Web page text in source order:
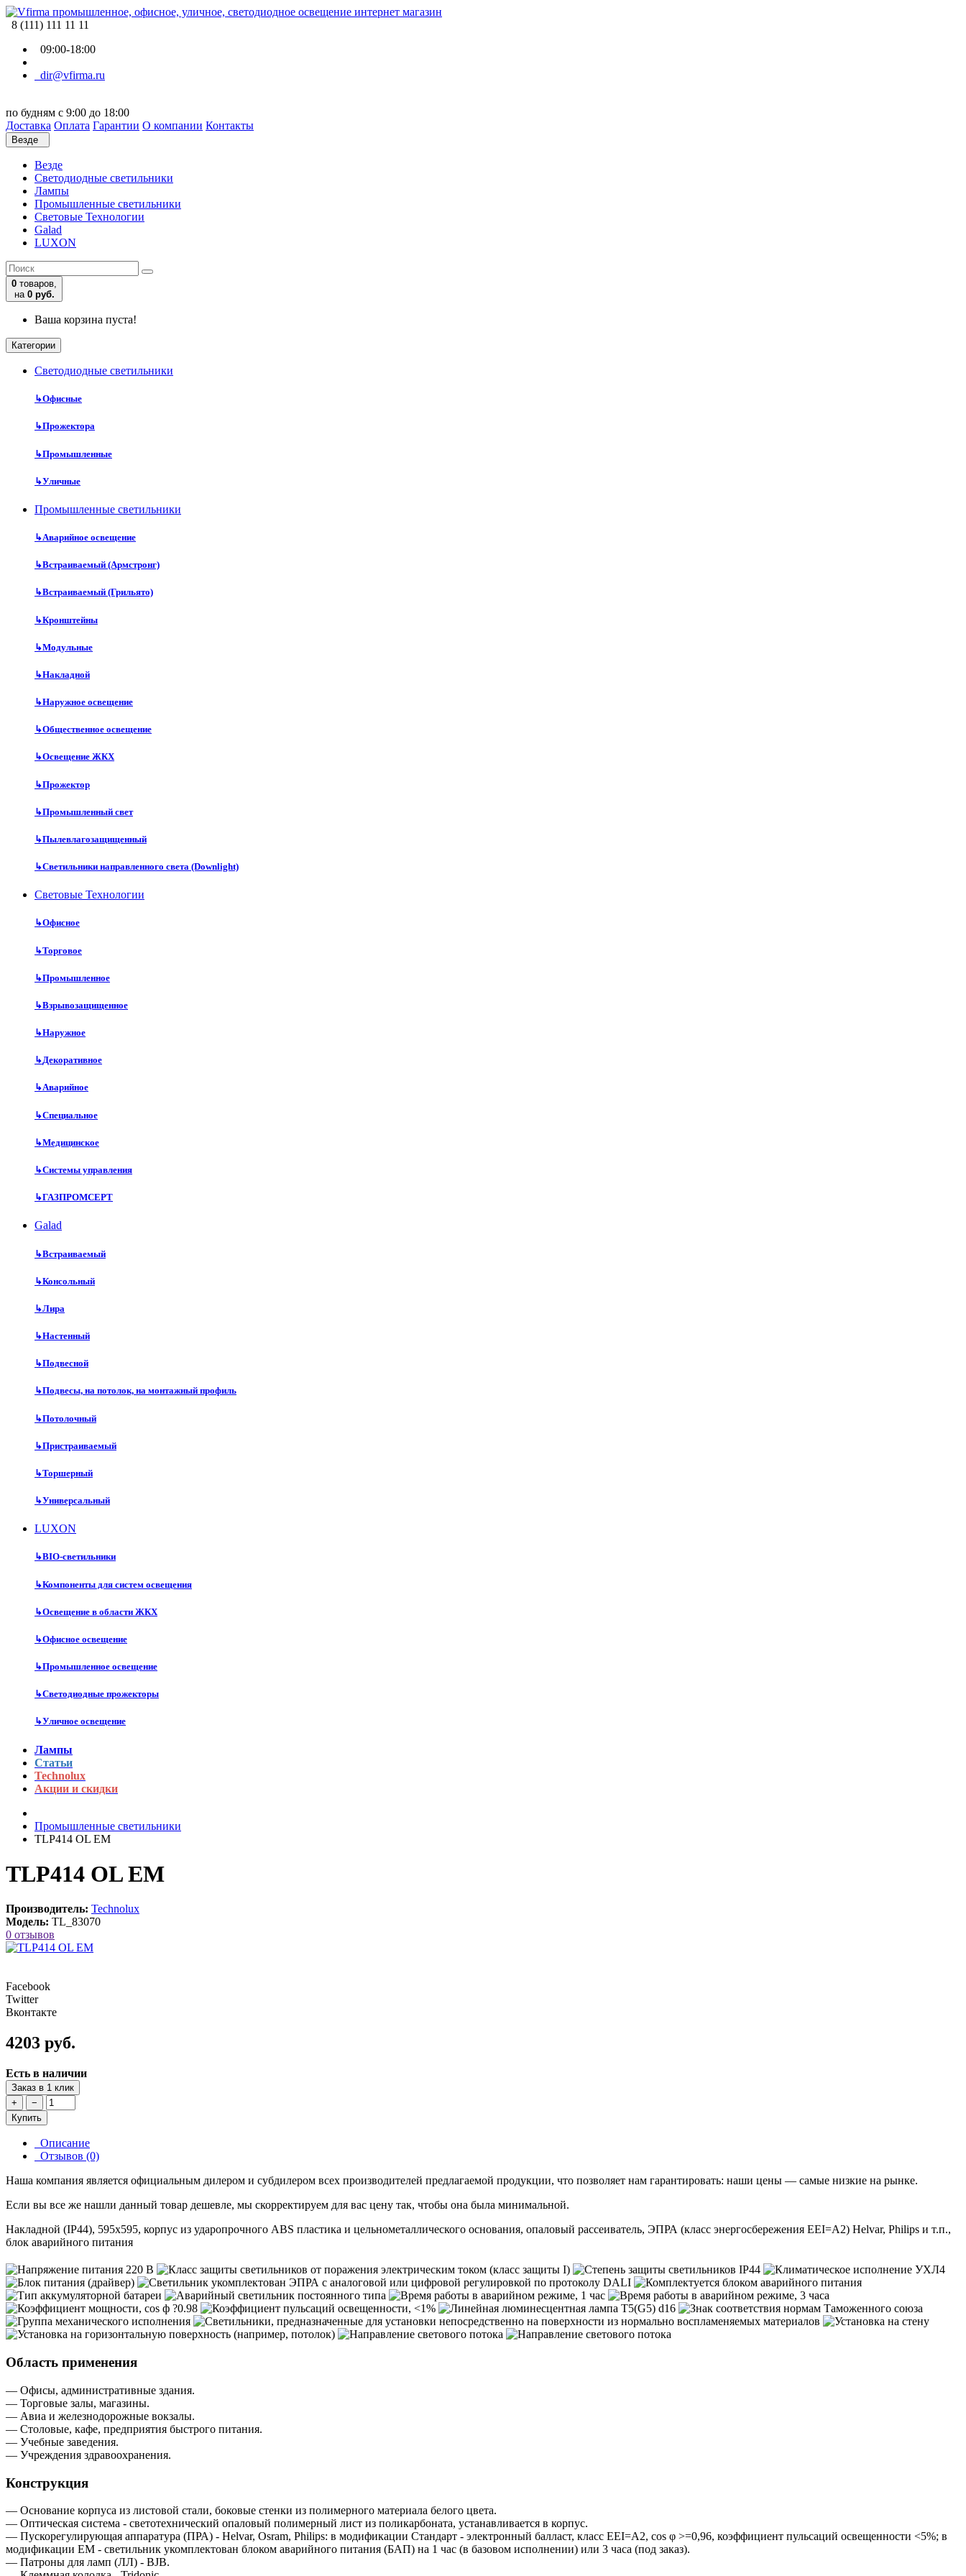
8 (111) 111 11 11
09:00-18:00
dir@vfirma.ru
по будням с 9:00 до 18:00
Доставка Оплата Гарантии О компании Контакты
Везде
Везде
Cветодиодные светильники
Лампы
Промышленные светильники
Световые Технологии
Galad
LUXON
0 товаров,
на 0 руб.
Ваша корзина пуста!
Категории
Cветодиодные светильники
↳Офисные
↳Прожектора
↳Промышленные
↳Уличные
Промышленные светильники
↳Аварийное освещение
↳Встраиваемый (Армстронг)
↳Встраиваемый (Грильято)
↳Кронштейны
↳Модульные
↳Накладной
↳Наружное освещение
↳Общественное освещение
↳Освещение ЖКХ
↳Прожектор
↳Промышленный свет
↳Пылевлагозащищенный
↳Светильники направленного света (Downlight)
Световые Технологии
↳Офисное
↳Торговое
↳Промышленное
↳Взрывозащищенное
↳Наружное
↳Декоративное
↳Аварийное
↳Специальное
↳Медицинское
↳Системы управления
↳ГАЗПРОМСЕРТ
Galad
↳Встраиваемый
↳Консольный
↳Лира
↳Настенный
↳Подвесной
↳Подвесы, на потолок, на монтажный профиль
↳Потолочный
↳Пристраиваемый
↳Торшерный
↳Универсальный
LUXON
↳BIO-светильники
↳Компоненты для систем освещения
↳Освещение в области ЖКХ
↳Офисное освещение
↳Промышленное освещение
↳Светодиодные прожекторы
↳Уличное освещение
Лампы
Статьи
Technolux
Акции и скидки
Промышленные светильники
TLP414 OL EM
TLP414 OL EM
Производитель: Technolux
Модель: TL_83070
0 отзывов
Facebook
Twitter
Вконтакте
4203 руб.
Есть в наличии
Заказ в 1 клик
+
−
Купить
Описание
Отзывов (0)
Наша компания является официальным дилером и субдилером всех производителей предлагаемой продукции, что позволяет нам гарантировать: наши цены — самые низкие на рынке.
Если вы все же нашли данный товар дешевле, мы скорректируем для вас цену так, чтобы она была минимальной.
Накладной (IP44), 595х595, корпус из ударопрочного ABS пластика и цельнометаллического основания, опаловый рассеиватель, ЭПРА (класс энергосбережения EEI=A2) Helvar, Philips и т.п.,
блок аварийного питания
Область применения
— Офисы, административные здания.
— Торговые залы, магазины.
— Авиа и железнодорожные вокзалы.
— Столовые, кафе, предприятия быстрого питания.
— Учебные заведения.
— Учреждения здравоохранения.
Конструкция
— Основание корпуса из листовой стали, боковые стенки из полимерного материала белого цвета.
— Оптическая система - светотехнический опаловый полимерный лист из поликарбоната, устанавливается в корпус.
— Пускорегулирующая аппаратура (ПРА) - Helvar, Osram, Philips: в модификации Стандарт - электронный балласт, класс EEI=A2, cos φ >=0,96, коэффициент пульсаций освещенности <5%; в
модификации EM - светильник укомплектован блоком аварийного питания (БАП) на 1 час (в базовом исполнении) или 3 часа (под заказ).
— Патроны для ламп (ЛЛ) - BJB.